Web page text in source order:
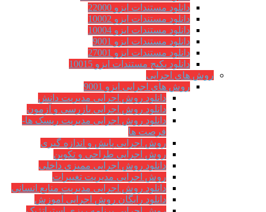
دانلود مستندات ایزو 22000
دانلود مستندات ایزو 10002
دانلود مستندات ایزو 10004
دانلود مستندات ایزو 9001
دانلود مستندات ایزو 27001
دانلود پکیج مستندات ایزو 10015
روش های اجرایی
روش های اجرایی ایزو 9001
دانلود روش اجرایی مدیریت دانش
دانلود روش اجرایی بازرسی و آزمون
دانلود روش اجرایی مدیریت ریسک ها-
فرصت ها
روش اجرایی پایش و اندازه گیری
روش اجرایی طراحی و تکوین
دانلود روش اجرایی ممیزی داخلی
روش اجرایی مدیریت تغییرات
دانلود روش اجرایی مدیریت منابع انسانی
دانلود رایگان روش اجرایی آموزش